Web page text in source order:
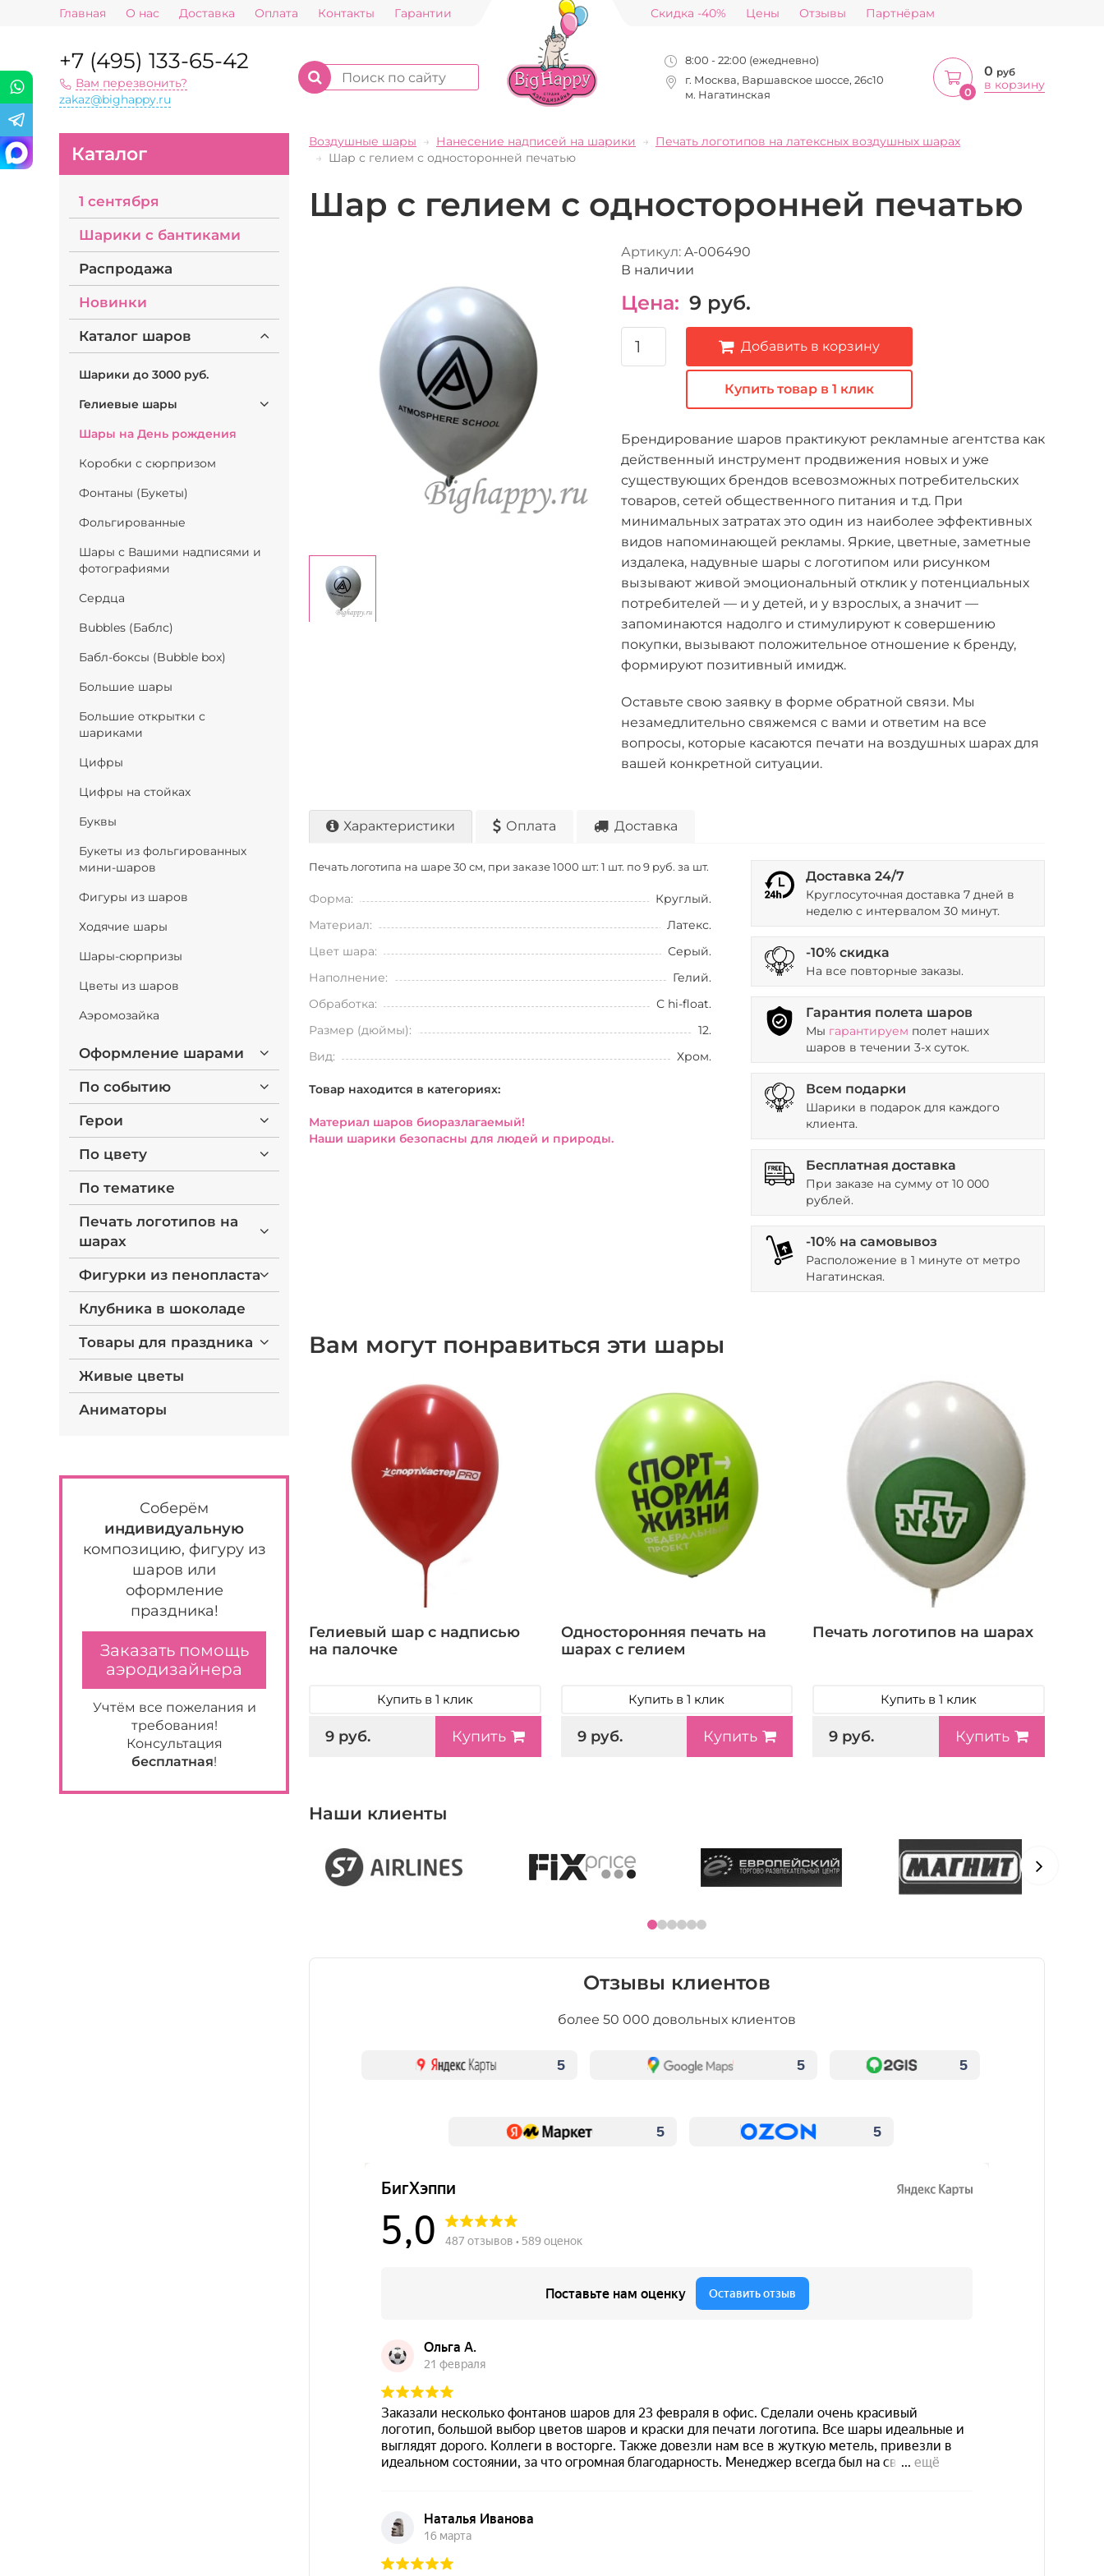
Главная О нас Доставка Оплата Контакты Гарантии Скидка -40% Цены Отзывы Партнёрам
+7 (495) 133-65-42
Вам перезвонить?
zakaz@bighappy.ru
8:00 - 22:00 (ежедневно)
г. Москва, Варшавское шоссе, 26с10
м. Нагатинская
0
0 руб
в корзину
Каталог
1 сентября
Шарики с бантиками
Распродажа
Новинки
Каталог шаров
Шарики до 3000 руб.
Гелиевые шары
Шары на День рождения
Коробки с сюрпризом
Фонтаны (Букеты)
Фольгированные
Шары с Вашими надписями и
фотографиями
Сердца
Bubbles (Баблс)
Бабл-боксы (Bubble box)
Большие шары
Большие открытки с
шариками
Цифры
Цифры на стойках
Буквы
Букеты из фольгированных
мини-шаров
Фигуры из шаров
Ходячие шары
Шары-сюрпризы
Цветы из шаров
Аэромозайка
Оформление шарами
По событию
Герои
По цвету
По тематике
Печать логотипов на
шарах
Фигурки из пенопласта
Клубника в шоколаде
Товары для праздника
Живые цветы
Аниматоры
Соберём
индивидуальную
композицию, фигуру из
шаров или
оформление
праздника!
Заказать помощь
аэродизайнера
Учтём все пожелания и
требования!
Консультация
бесплатная!
Воздушные шары Нанесение надписей на шарики
Печать логотипов на латексных воздушных шарах
Шар с гелием с односторонней печатью
Шар с гелием с односторонней печатью
Артикул: A-006490
В наличии
Цена: 9 руб.
Добавить в корзину
Купить товар в 1 клик
Брендирование шаров практикуют рекламные агентства как
действенный инструмент продвижения новых и уже
существующих брендов всевозможных потребительских
товаров, сетей общественного питания и т.д. При
минимальных затратах это один из наиболее эффективных
видов напоминающей рекламы. Яркие, цветные, заметные
издалека, надувные шары с логотипом или рисунком
вызывают живой эмоциональный отклик у потенциальных
потребителей — и у детей, и у взрослых, а значит —
запоминаются надолго и стимулируют к совершению
покупки, вызывают положительное отношение к бренду,
формируют позитивный имидж.
Оставьте свою заявку в форме обратной связи. Мы
незамедлительно свяжемся с вами и ответим на все
вопросы, которые касаются печати на воздушных шарах для
вашей конкретной ситуации.
Характеристики Оплата Доставка
Печать логотипа на шаре 30 см, при заказе 1000 шт: 1 шт. по 9 руб. за шт.
Форма:
Круглый.
Материал:
Латекс.
Цвет шара:
Серый.
Наполнение:
Гелий.
Обработка:
С hi-float.
Размер (дюймы):
12.
Вид:
Хром.
Товар находится в категориях:
Материал шаров биоразлагаемый!
Наши шарики безопасны для людей и природы.
Доставка 24/7
Круглосуточная доставка 7 дней в
неделю с интервалом 30 минут.
-10% скидка
На все повторные заказы.
Гарантия полета шаров
Мы гарантируем полет наших
шаров в течении 3-х суток.
Всем подарки
Шарики в подарок для каждого
клиента.
Бесплатная доставка
При заказе на сумму от 10 000
рублей.
-10% на самовывоз
Расположение в 1 минуте от метро
Нагатинская.
Вам могут понравиться эти шары
Гелиевый шар с надписью
на палочке
Купить в 1 клик
9 руб. Купить
Односторонняя печать на
шарах с гелием
Купить в 1 клик
9 руб. Купить
Печать логотипов на шарах
Купить в 1 клик
9 руб. Купить
Наши клиенты
Отзывы клиентов
более 50 000 довольных клиентов
5 5 5
5 5